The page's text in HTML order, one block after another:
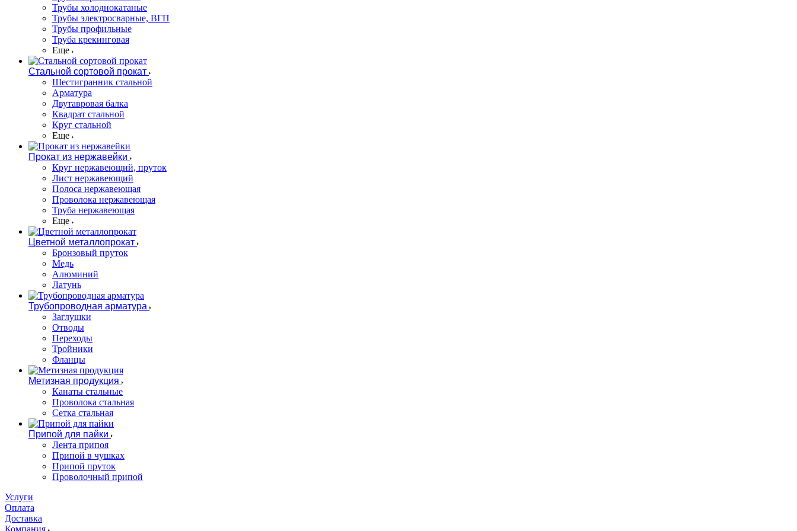
Трубы холоднокатаные
Трубы электросварные, ВГП
Трубы профильные
Труба крекинговая
Еще
Стальной сортовой прокат
Шестигранник стальной
Арматура
Двутавровая балка
Квадрат стальной
Круг стальной
Еще
Прокат из нержавейки
Круг нержавеющий, пруток
Лист нержавеющий
Полоса нержавеющая
Проволока нержавеющая
Труба нержавеющая
Еще
Цветной металлопрокат
Бронзовый пруток
Медь
Алюминий
Латунь
Трубопроводная арматура
Заглушки
Отводы
Переходы
Тройники
Фланцы
Метизная продукция
Канаты стальные
Проволока стальная
Сетка стальная
Припой для пайки
Лента припоя
Припой в чушках
Припой пруток
Проволочный припой
Услуги
Оплата
Доставка
Компания